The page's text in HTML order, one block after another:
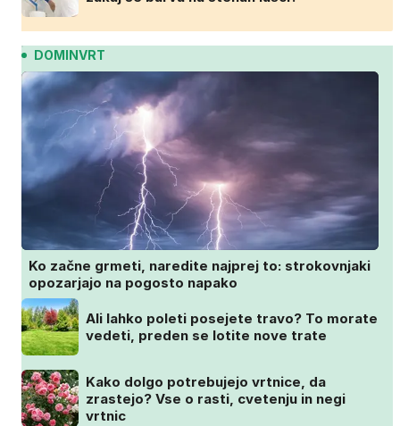
DOMINVRT
Ko začne grmeti, naredite najprej to: strokovnjaki
opozarjajo na pogosto napako
Ali lahko poleti posejete travo? To morate
vedeti, preden se lotite nove trate
Kako dolgo potrebujejo vrtnice, da
zrastejo? Vse o rasti, cvetenju in negi
vrtnic